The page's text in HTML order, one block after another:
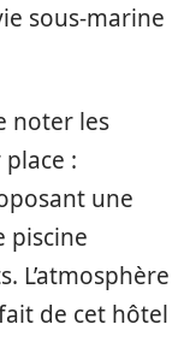
sous-marine
noter les
:
une
piscine
L’atmosphère
de cet hôtel